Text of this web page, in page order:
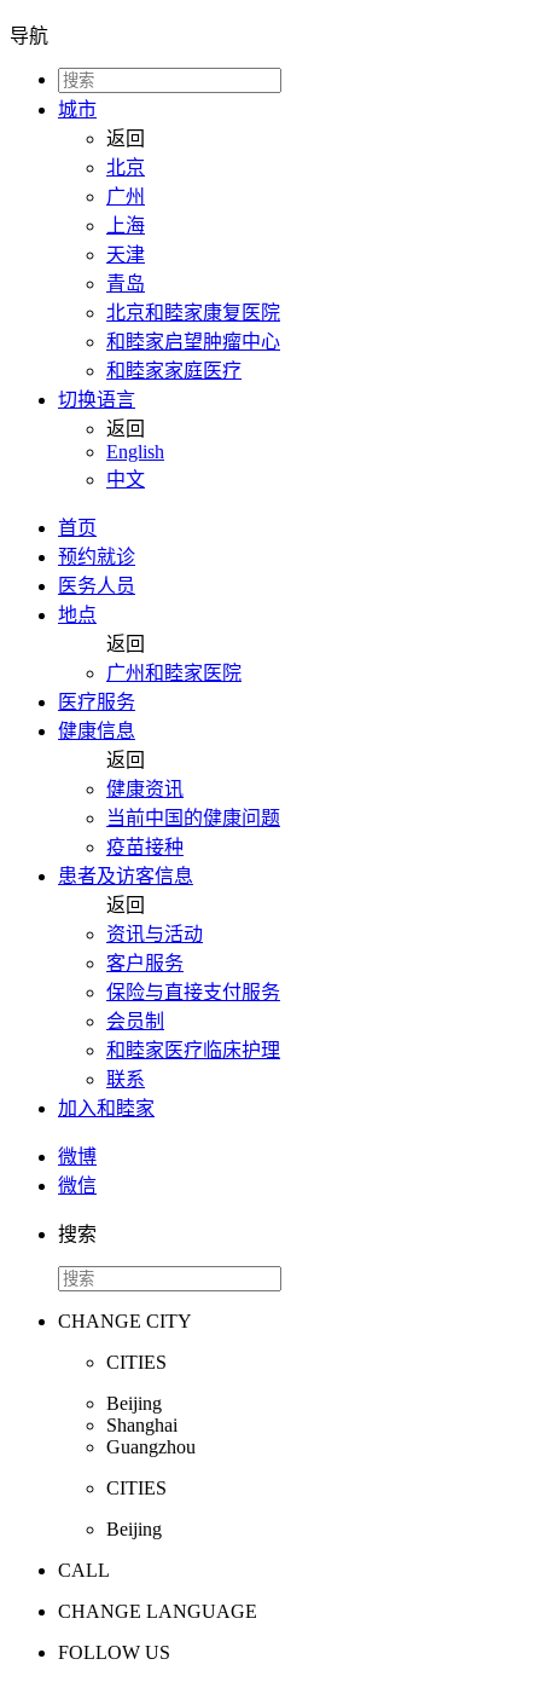
导航
城市
返回
北京
广州
上海
天津
青岛
北京和睦家康复医院
和睦家启望肿瘤中心
和睦家家庭医疗
切换语言
返回
English
中文
首页
预约就诊
医务人员
地点
返回
广州和睦家医院
医疗服务
健康信息
返回
健康资讯
当前中国的健康问题
疫苗接种
患者及访客信息
返回
资讯与活动
客户服务
保险与直接支付服务
会员制
和睦家医疗临床护理
联系
加入和睦家
微博
微信
搜索
CHANGE CITY
CITIES
Beijing
Shanghai
Guangzhou
CITIES
Beijing
CALL
CHANGE LANGUAGE
FOLLOW US